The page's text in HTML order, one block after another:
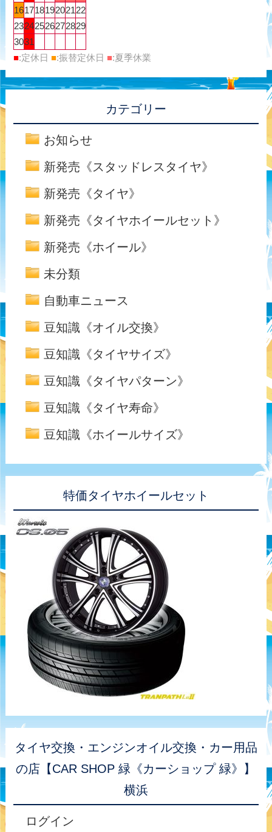
16171819202122
23242526272829
3031
■:定休日 ■:振替定休日 ■:夏季休業
カテゴリー
お知らせ
新発売《スタッドレスタイヤ》
新発売《タイヤ》
新発売《タイヤホイールセット》
新発売《ホイール》
未分類
自動車ニュース
豆知識《オイル交換》
豆知識《タイヤサイズ》
豆知識《タイヤパターン》
豆知識《タイヤ寿命》
豆知識《ホイールサイズ》
特価タイヤホイールセット
タイヤ交換・エンジンオイル交換・カー用品
の店【CAR SHOP 緑《カーショップ 緑》】
横浜
ログイン